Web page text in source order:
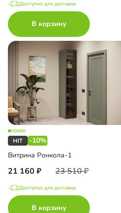
Доступно для доставки
В корзину
-10%
Витрина Ронкола-1
21 160 23 510
Доступно для доставки
В корзину